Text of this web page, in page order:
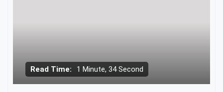
Read Time: 1 Minute, 34 Second